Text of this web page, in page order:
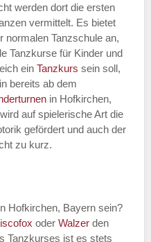
werden dort die ersten
vermittelt. Es bietet
normalen Tanzschule an,
Tanzkurse für Kinder und
ein Tanzkurs sein soll,
bereits ab dem
in Hofkirchen,
auf spielerische Art die
gefördert und auch der
zu kurz.
Hofkirchen, Bayern sein?
oder Walzer den
Tanzkurses ist es stets